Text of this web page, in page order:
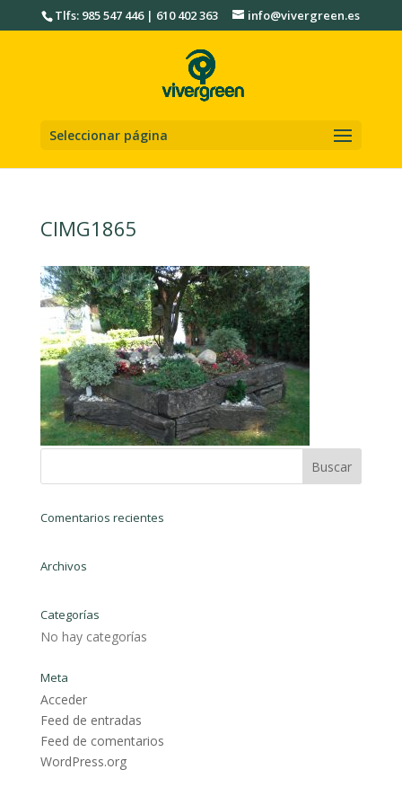
Tlfs: 985 547 446 | 610 402 363 info@vivergreen.es
Seleccionar página
CIMG1865
Comentarios recientes
Archivos
Categorías
No hay categorías
Meta
Acceder
Feed de entradas
Feed de comentarios
WordPress.org